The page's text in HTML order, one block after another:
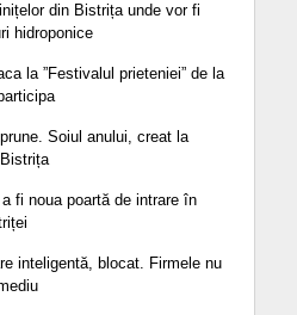
din Bistrița unde vor fi
hidroponice
la ”Festivalul prieteniei” de la
Soiul anului, creat la
fi noua poartă de intrare în
inteligentă, blocat. Firmele nu